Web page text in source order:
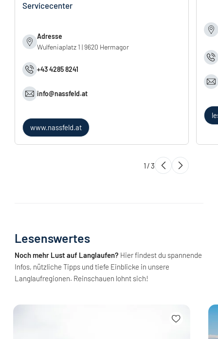
Servicecenter
Adresse
Wulfeniaplatz 1 | 9620 Hermagor
+43 4285 8241
info@nassfeld.at
www.nassfeld.at
1 /3
Lesenswertes
Noch mehr Lust auf Langlaufen? Hier findest du spannende
Infos, nützliche Tipps und tiefe Einblicke in unsere
Langlaufregionen. Reinschauen lohnt sich!